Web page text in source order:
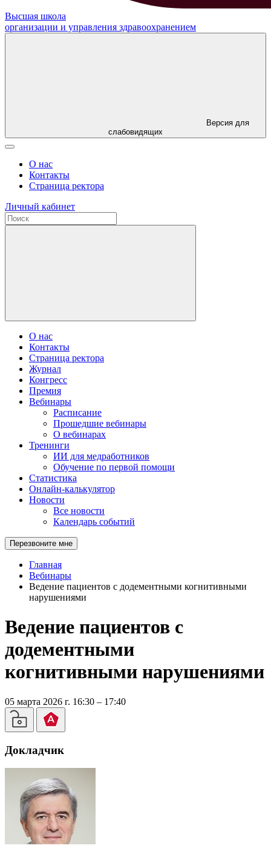
Высшая школа
организации и управления здравоохранением
Версия для
слабовидящих
О нас
Контакты
Страница ректора
Личный кабинет
О нас
Контакты
Страница ректора
Журнал
Конгресс
Премия
Вебинары
Расписание
Прошедшие вебинары
О вебинарах
Тренинги
ИИ для медработников
Обучение по первой помощи
Статистика
Онлайн-калькулятор
Новости
Все новости
Календарь событий
Перезвоните мне
Главная
Вебинары
Ведение пациентов с додементными когнитивными
нарушениями
Ведение пациентов с
додементными
когнитивными нарушениями
05 марта 2026 г. 16:30 – 17:40
Докладчик